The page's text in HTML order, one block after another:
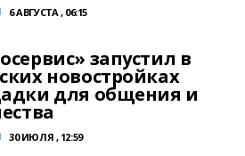
6 АВГУСТА , 06:15
запустил в
новостройках
для общения и
30 ИЮЛЯ , 12:59